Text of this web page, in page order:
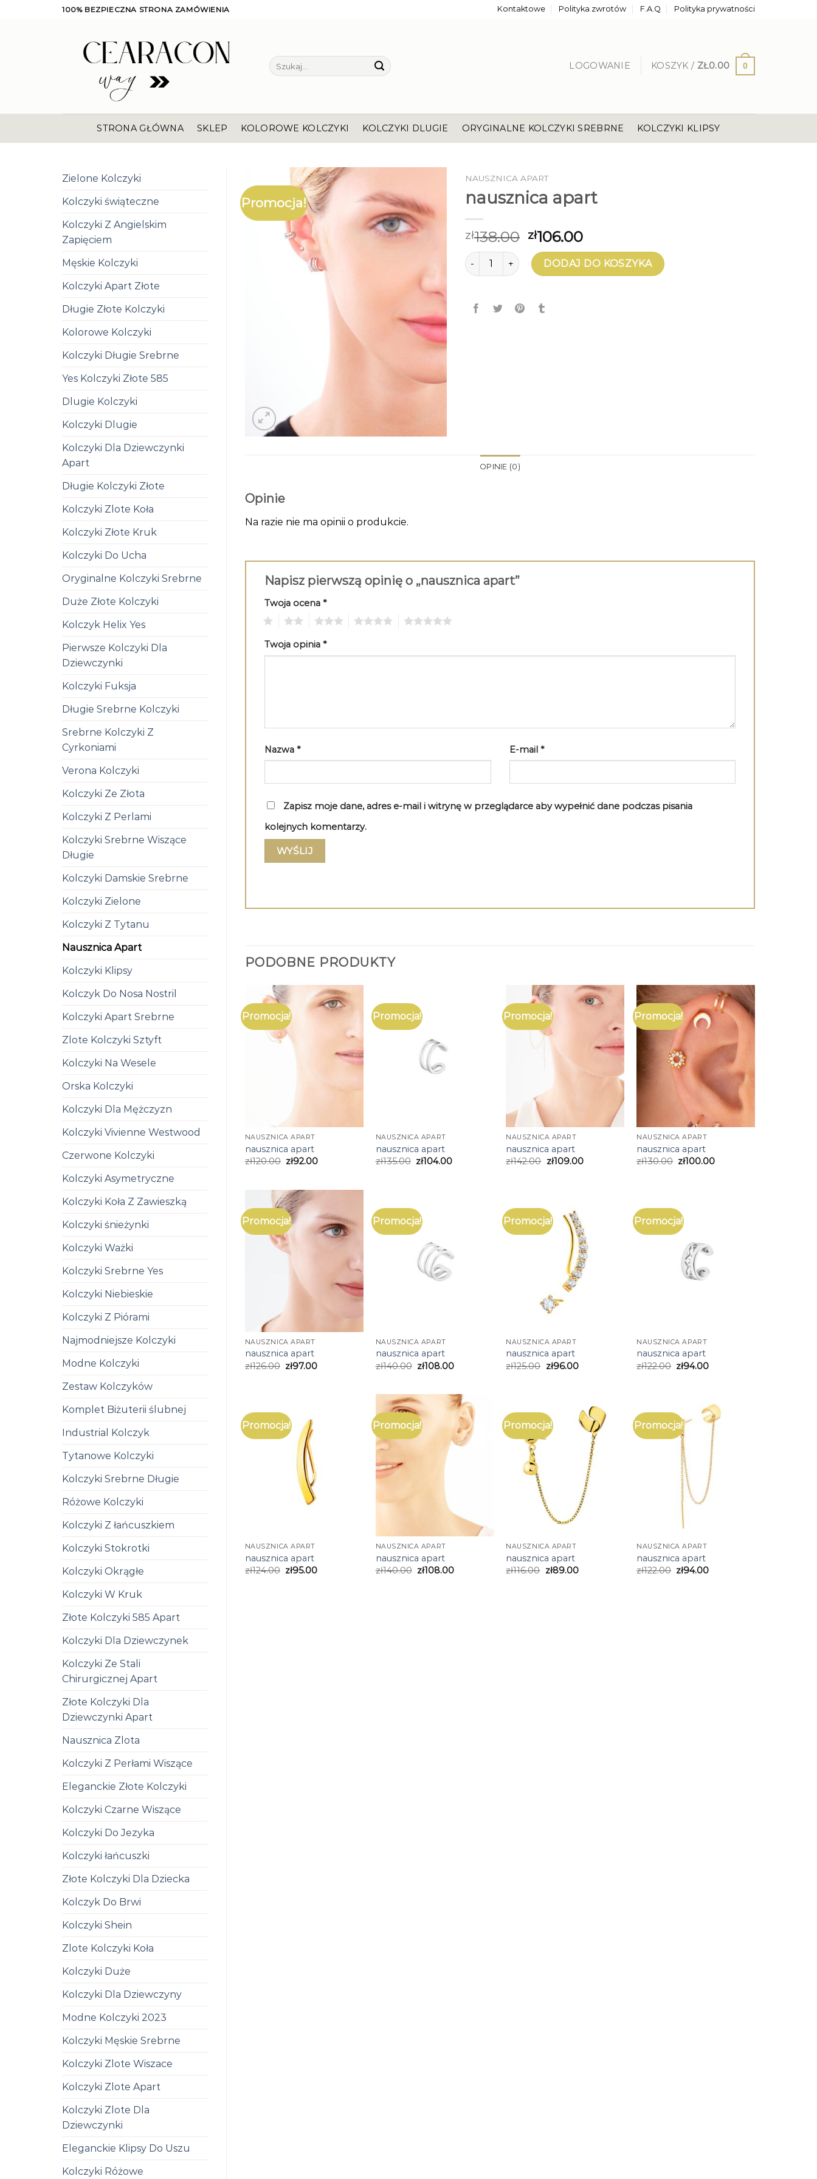
100% BEZPIECZNA STRONA ZAMÓWIENIA Kontaktowe Polityka zwrotów F.A.Q Polityka prywatności
Szukaj: LOGOWANIE KOSZYK / ZŁ0.00 0
STRONA GŁÓWNA SKLEP KOLOROWE KOLCZYKI KOLCZYKI DLUGIE ORYGINALNE KOLCZYKI SREBRNE KOLCZYKI KLIPSY
Zielone Kolczyki
Kolczyki świąteczne
Kolczyki Z Angielskim
Zapięciem
Męskie Kolczyki
Kolczyki Apart Złote
Długie Złote Kolczyki
Kolorowe Kolczyki
Kolczyki Długie Srebrne
Yes Kolczyki Złote 585
Dlugie Kolczyki
Kolczyki Dlugie
Kolczyki Dla Dziewczynki
Apart
Długie Kolczyki Złote
Kolczyki Zlote Koła
Kolczyki Złote Kruk
Kolczyki Do Ucha
Oryginalne Kolczyki Srebrne
Duże Złote Kolczyki
Kolczyk Helix Yes
Pierwsze Kolczyki Dla
Dziewczynki
Kolczyki Fuksja
Długie Srebrne Kolczyki
Srebrne Kolczyki Z
Cyrkoniami
Verona Kolczyki
Kolczyki Ze Złota
Kolczyki Z Perlami
Kolczyki Srebrne Wiszące
Długie
Kolczyki Damskie Srebrne
Kolczyki Zielone
Kolczyki Z Tytanu
Nausznica Apart
Kolczyki Klipsy
Kolczyk Do Nosa Nostril
Kolczyki Apart Srebrne
Zlote Kolczyki Sztyft
Kolczyki Na Wesele
Orska Kolczyki
Kolczyki Dla Mężczyzn
Kolczyki Vivienne Westwood
Czerwone Kolczyki
Kolczyki Asymetryczne
Kolczyki Koła Z Zawieszką
Kolczyki śnieżynki
Kolczyki Ważki
Kolczyki Srebrne Yes
Kolczyki Niebieskie
Kolczyki Z Piórami
Najmodniejsze Kolczyki
Modne Kolczyki
Zestaw Kolczyków
Komplet Biżuterii ślubnej
Industrial Kolczyk
Tytanowe Kolczyki
Kolczyki Srebrne Długie
Różowe Kolczyki
Kolczyki Z łańcuszkiem
Kolczyki Stokrotki
Kolczyki Okrągłe
Kolczyki W Kruk
Złote Kolczyki 585 Apart
Kolczyki Dla Dziewczynek
Kolczyki Ze Stali
Chirurgicznej Apart
Złote Kolczyki Dla
Dziewczynki Apart
Nausznica Zlota
Kolczyki Z Perłami Wiszące
Eleganckie Złote Kolczyki
Kolczyki Czarne Wiszące
Kolczyki Do Jezyka
Kolczyki łańcuszki
Złote Kolczyki Dla Dziecka
Kolczyk Do Brwi
Kolczyki Shein
Zlote Kolczyki Koła
Kolczyki Duże
Kolczyki Dla Dziewczyny
Modne Kolczyki 2023
Kolczyki Męskie Srebrne
Kolczyki Zlote Wiszace
Kolczyki Zlote Apart
Kolczyki Zlote Dla
Dziewczynki
Eleganckie Klipsy Do Uszu
Kolczyki Różowe
Promocja!
NAUSZNICA APART
nausznica apart
zł138.00 zł106.00
ilość nausznica apartDODAJ DO KOSZYKA
OPINIE (0)
Opinie
Na razie nie ma opinii o produkcie.
Napisz pierwszą opinię o „nausznica apart”
Twoja ocena *
Twoja opinia *
Nazwa * E-mail *
Zapisz moje dane, adres e-mail i witrynę w przeglądarce aby wypełnić dane podczas pisania
kolejnych komentarzy.
PODOBNE PRODUKTY
Promocja!
NAUSZNICA APART
nausznica apart
zł120.00 zł92.00
Promocja!
NAUSZNICA APART
nausznica apart
zł135.00 zł104.00
Promocja!
NAUSZNICA APART
nausznica apart
zł142.00 zł109.00
Promocja!
NAUSZNICA APART
nausznica apart
zł130.00 zł100.00
Promocja!
NAUSZNICA APART
nausznica apart
zł126.00 zł97.00
Promocja!
NAUSZNICA APART
nausznica apart
zł140.00 zł108.00
Promocja!
NAUSZNICA APART
nausznica apart
zł125.00 zł96.00
Promocja!
NAUSZNICA APART
nausznica apart
zł122.00 zł94.00
Promocja!
NAUSZNICA APART
nausznica apart
zł124.00 zł95.00
Promocja!
NAUSZNICA APART
nausznica apart
zł140.00 zł108.00
Promocja!
NAUSZNICA APART
nausznica apart
zł116.00 zł89.00
Promocja!
NAUSZNICA APART
nausznica apart
zł122.00 zł94.00